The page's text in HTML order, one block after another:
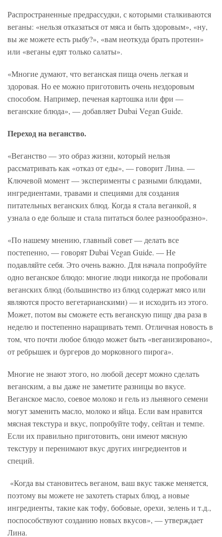
Распространенные предрассудки, с которыми сталкиваются
веганы: «нельзя отказаться от мяса и быть здоровым», «ну,
вы же можете есть рыбу?», «вам неоткуда брать протеин»
или «веганы едят только салаты».
«Многие думают, что веганская пища очень легкая и
здоровая. Но ее можно приготовить очень нездоровым
способом. Например, печеная картошка или фри —
веганские блюда», — добавляет Dubai Vegan Guide.
Переход на веганство.
«Веганство — это образ жизни, который нельзя
рассматривать как «отказ от еды», — говорит Лина. —
Ключевой момент — эксперименты с разными блюдами,
ингредиентами, травами и специями для создания
питательных веганских блюд. Когда я стала веганкой, я
узнала о еде больше и стала питаться более разнообразно».
«По нашему мнению, главный совет — делать все
постепенно, — говорят Dubai Vegan Guide. — Не
подавляйте себя. Это очень важно. Для начала попробуйте
одно веганское блюдо: многие люди никогда не пробовали
веганских блюд (большинство из блюд содержат мясо или
являются просто вегетарианскими) — и исходить из этого.
Может, потом вы сможете есть веганскую пищу два раза в
неделю и постепенно наращивать темп. Отличная новость в
том, что почти любое блюдо может быть «веганизировано»,
от ребрышек и бургеров до морковного пирога».
Многие не знают этого, но любой десерт можно сделать
веганским, а вы даже не заметите разницы во вкусе.
Веганское масло, соевое молоко и гель из льняного семени
могут заменить масло, молоко и яйца. Если вам нравится
мясная текстура и вкус, попробуйте тофу, сейтан и темпе.
Если их правильно приготовить, они имеют мясную
текстуру и перенимают вкус других ингредиентов и
специй.
«Когда вы становитесь веганом, ваш вкус также меняется,
поэтому вы можете не захотеть старых блюд, а новые
ингредиенты, такие как тофу, бобовые, орехи, зелень и т.д.,
поспособствуют созданию новых вкусов», — утверждает
Лина.